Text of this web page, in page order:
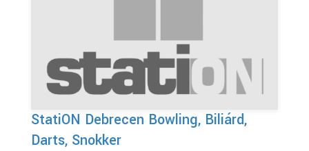
StatiON Debrecen Bowling, Biliárd,
Darts, Snokker